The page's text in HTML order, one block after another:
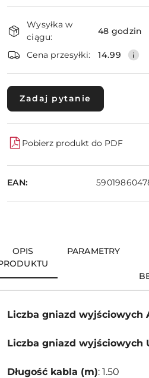
i
dostawa
Wysyłka w
ciągu:
48 godzin
Cena przesyłki: 14.99
Zadaj pytanie
Pobierz produkt do PDF
EAN:
OPIS
PARAMETRY
Liczba gniazd wyjściowych
Liczba gniazd wyjściowych
Długość kabla (m): 1.50